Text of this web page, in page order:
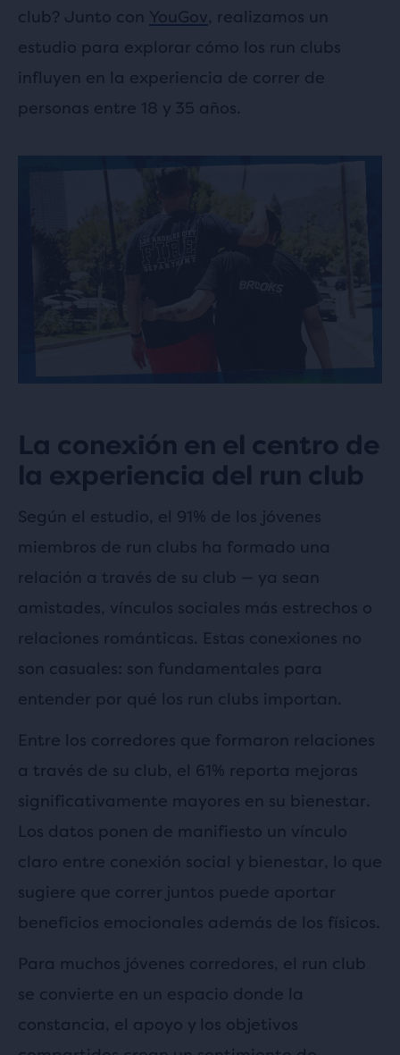
club? Junto con YouGov, realizamos un
estudio para explorar cómo los run clubs
influyen en la experiencia de correr de
personas entre 18 y 35 años.
La conexión en el centro de
la experiencia del run club
Según el estudio, el 91% de los jóvenes
miembros de run clubs ha formado una
relación a través de su club — ya sean
amistades, vínculos sociales más estrechos o
relaciones románticas. Estas conexiones no
son casuales: son fundamentales para
entender por qué los run clubs importan.
Entre los corredores que formaron relaciones
a través de su club, el 61% reporta mejoras
significativamente mayores en su bienestar.
Los datos ponen de manifiesto un vínculo
claro entre conexión social y bienestar, lo que
sugiere que correr juntos puede aportar
beneficios emocionales además de los físicos.
Para muchos jóvenes corredores, el run club
se convierte en un espacio donde la
constancia, el apoyo y los objetivos